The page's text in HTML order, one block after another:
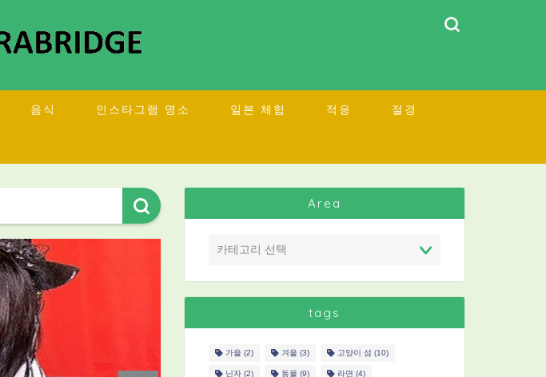
음식 인스타그램 명소 일본 체험 적응 절경
Area
tags
가을 (2) 겨울(3) 고양이 섬 (10)
닌자(2) 동물(9) 라면 (4)